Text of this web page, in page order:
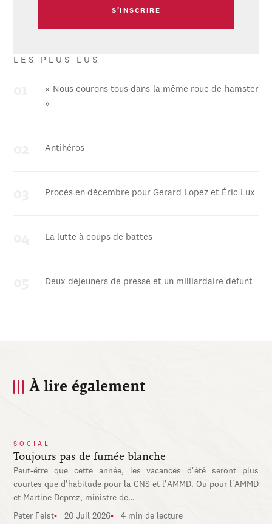
LES PLUS LUS
« Nous courons tous dans la même roue de hamster
»
Antihéros
Procès en décembre pour Gerard Lopez et Éric Lux
La lutte à coups de battes
Deux déjeuners de presse et un milliardaire défunt
À lire également
SOCIAL
Toujours pas de fumée blanche
Peut-être que cette année, les vacances d'été seront plus
courtes que d'habitude pour la CNS et l'AMMD. Ou pour l'AMMD
et Martine Deprez, ministre de…
Peter Feist 20 Juil 2026 4 min de lecture